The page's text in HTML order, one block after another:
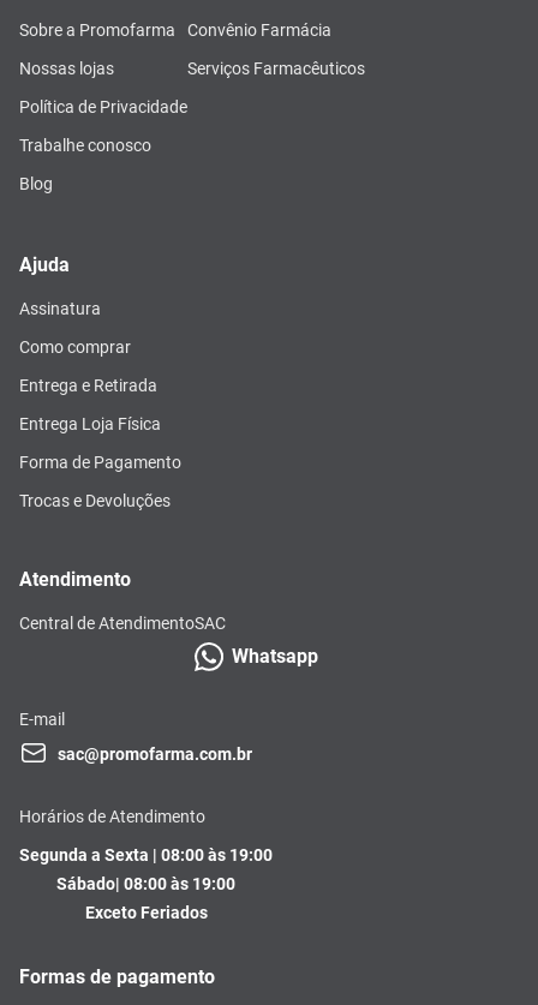
Sobre a Promofarma
Nossas lojas
Política de Privacidade
Trabalhe conosco
Blog
Convênio Farmácia
Serviços Farmacêuticos
Ajuda
Assinatura
Como comprar
Entrega e Retirada
Entrega Loja Física
Forma de Pagamento
Trocas e Devoluções
Atendimento
Central de AtendimentoSAC
Whatsapp
E-mail
sac@promofarma.com.br
Horários de Atendimento
Segunda a Sexta | 08:00 às 19:00
Sábado| 08:00 às 19:00
Exceto Feriados
Formas de pagamento